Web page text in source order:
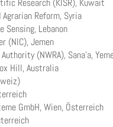
Reform, Syria
Sensing, Lebanon
(NIC), Jemen
(NWRA), Sana'a,
Hill, Australia
GmbH, Wien, Österreich